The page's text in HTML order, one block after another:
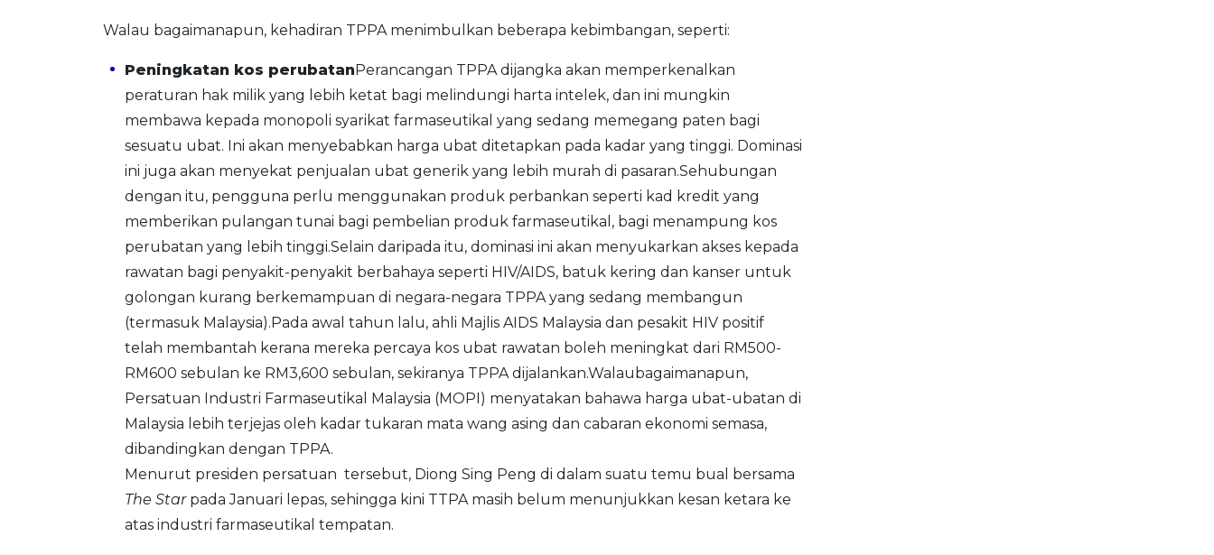
Walau bagaimanapun, kehadiran TPPA menimbulkan beberapa kebimbangan, seperti:
Peningkatan kos perubatanPerancangan TPPA dijangka akan memperkenalkan
peraturan hak milik yang lebih ketat bagi melindungi harta intelek, dan ini mungkin
membawa kepada monopoli syarikat farmaseutikal yang sedang memegang paten bagi
sesuatu ubat. Ini akan menyebabkan harga ubat ditetapkan pada kadar yang tinggi. Dominasi
ini juga akan menyekat penjualan ubat generik yang lebih murah di pasaran.Sehubungan
dengan itu, pengguna perlu menggunakan produk perbankan seperti kad kredit yang
memberikan pulangan tunai bagi pembelian produk farmaseutikal, bagi menampung kos
perubatan yang lebih tinggi.Selain daripada itu, dominasi ini akan menyukarkan akses kepada
rawatan bagi penyakit-penyakit berbahaya seperti HIV/AIDS, batuk kering dan kanser untuk
golongan kurang berkemampuan di negara-negara TPPA yang sedang membangun
(termasuk Malaysia).Pada awal tahun lalu, ahli Majlis AIDS Malaysia dan pesakit HIV positif
telah membantah kerana mereka percaya kos ubat rawatan boleh meningkat dari RM500-
RM600 sebulan ke RM3,600 sebulan, sekiranya TPPA dijalankan.Walaubagaimanapun,
Persatuan Industri Farmaseutikal Malaysia (MOPI) menyatakan bahawa harga ubat-ubatan di
Malaysia lebih terjejas oleh kadar tukaran mata wang asing dan cabaran ekonomi semasa,
dibandingkan dengan TPPA.
Menurut presiden persatuan tersebut, Diong Sing Peng di dalam suatu temu bual bersama
The Starpada Januari lepas, sehingga kini TTPA masih belum menunjukkan kesan ketara ke
atas industri farmaseutikal tempatan.